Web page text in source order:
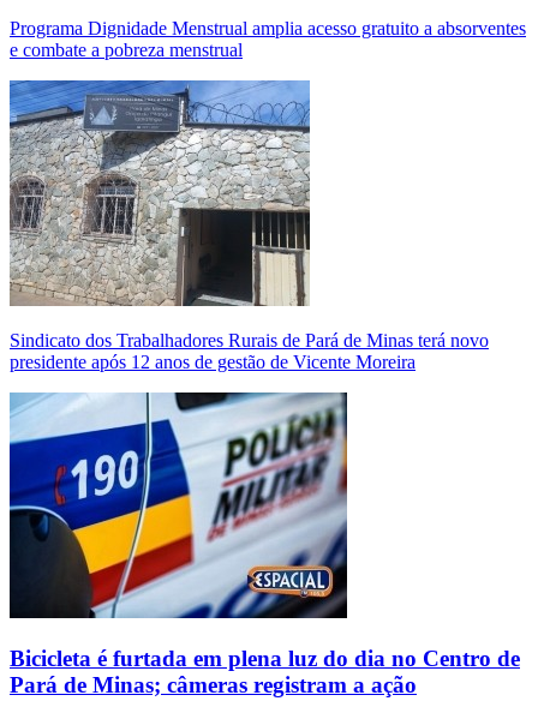
Programa Dignidade Menstrual amplia acesso gratuito a absorventes
e combate a pobreza menstrual
Sindicato dos Trabalhadores Rurais de Pará de Minas terá novo
presidente após 12 anos de gestão de Vicente Moreira
Bicicleta é furtada em plena luz do dia no Centro de
Pará de Minas; câmeras registram a ação